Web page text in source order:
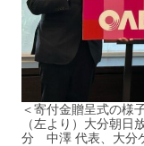
＜寄付金贈呈式の様
（左より）大分朝
分 中澤 代表、大分